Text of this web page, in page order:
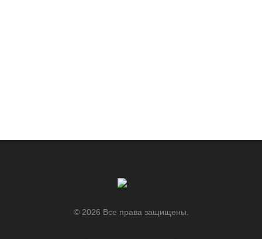
© 2026 Все права защищены.